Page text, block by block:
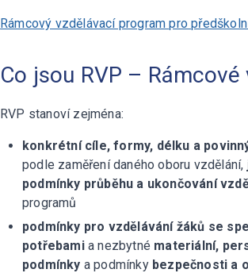
Rámcový vzdělávací program pro
Co jsou RVP –
RVP stanoví zejména:
konkrétní cíle, formy, délku a
podle zaměření daného oboru vzdělání,
podmínky průběhu a ukončování
programů
podmínky pro vzdělávání žáků se
potřebamia nezbytné materiální,
podmínky a podmínky bezpečnosti a